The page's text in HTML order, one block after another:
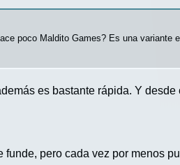
poco Maldito Games? Es una variante
es bastante rápida. Y desde
funde, pero cada vez por menos